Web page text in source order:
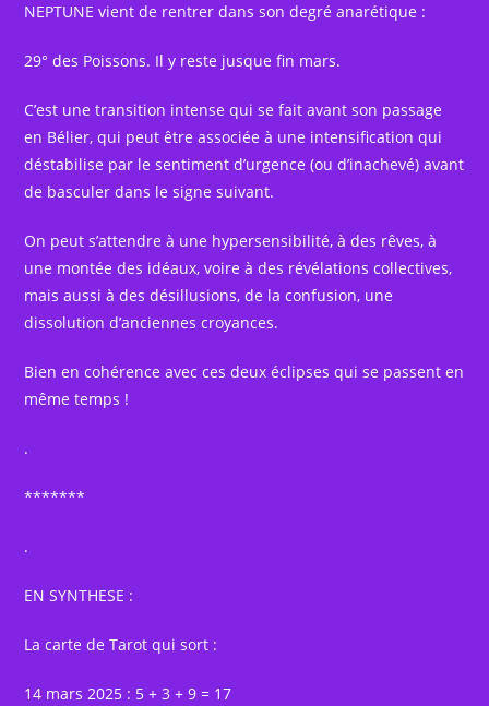
NEPTUNE vient de rentrer dans son degré anarétique :
29° des Poissons. Il y reste jusque fin mars.
C’est une transition intense qui se fait avant son passage
en Bélier, qui peut être associée à une intensification qui
déstabilise par le sentiment d’urgence (ou d’inachevé) avant
de basculer dans le signe suivant.
On peut s’attendre à une hypersensibilité, à des rêves, à
une montée des idéaux, voire à des révélations collectives,
mais aussi à des désillusions, de la confusion, une
dissolution d’anciennes croyances.
Bien en cohérence avec ces deux éclipses qui se passent en
même temps !
.
*******
.
EN SYNTHESE :
La carte de Tarot qui sort :
14 mars 2025 : 5 + 3 + 9 = 17